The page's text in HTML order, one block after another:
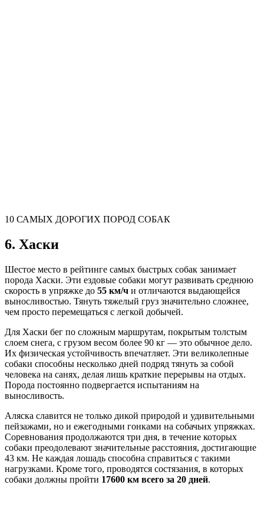
10 САМЫХ ДОРОГИХ ПОРОД СОБАК
6. Хаски
Шестое место в рейтинге самых быстрых собак занимает
порода Хаски. Эти ездовые собаки могут развивать среднюю
скорость в упряжке до 55 км/ч и отличаются выдающейся
выносливостью. Тянуть тяжелый груз значительно сложнее,
чем просто перемещаться с легкой добычей.
Для Хаски бег по сложным маршрутам, покрытым толстым
слоем снега, с грузом весом более 90 кг — это обычное дело.
Их физическая устойчивость впечатляет. Эти великолепные
собаки способны несколько дней подряд тянуть за собой
человека на санях, делая лишь краткие перерывы на отдых.
Порода постоянно подвергается испытаниям на
выносливость.
Аляска славится не только дикой природой и удивительными
пейзажами, но и ежегодными гонками на собачьих упряжках.
Соревнования продолжаются три дня, в течение которых
собаки преодолевают значительные расстояния, достигающие
43 км. Не каждая лошадь способна справиться с такими
нагрузками. Кроме того, проводятся состязания, в которых
собаки должны пройти 17600 км всего за 20 дней.